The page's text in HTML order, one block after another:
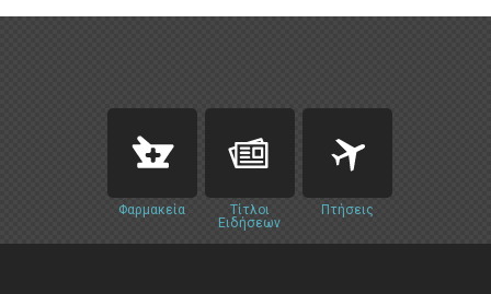
Φαρμακεία
Τίτλοι
Ειδήσεων
Πτήσεις